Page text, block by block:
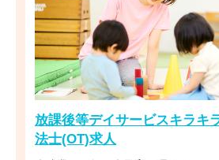
放課後等デイサービスキラキ
法士(OT)求人